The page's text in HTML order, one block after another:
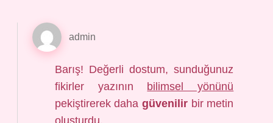
admin
Barış! Değerli dostum, sunduğunuz
fikirler yazının bilimsel yönünü
pekiştirerek daha güvenilir bir metin
oluşturdu.